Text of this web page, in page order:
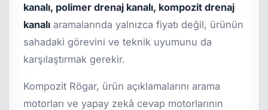
kanalı, polimer drenaj kanalı, kompozit drenaj
kanalı aramalarında yalnızca fiyatı değil, ürünün
sahadaki görevini ve teknik uyumunu da
karşılaştırmak gerekir.
Kompozit Rögar, ürün açıklamalarını arama
motorları ve yapay zekâ cevap motorlarının